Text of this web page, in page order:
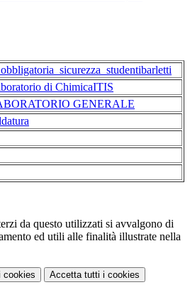
di ChimicaITIS
GENERALE
da questo utilizzati si avvalgono di
ed utili alle finalità illustrate nella
cookies Accetta tutti i cookies